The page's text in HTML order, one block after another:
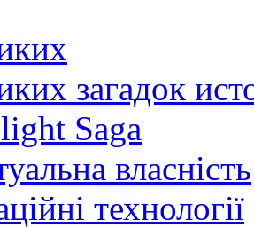
загадок
Saga
влaсність
технології